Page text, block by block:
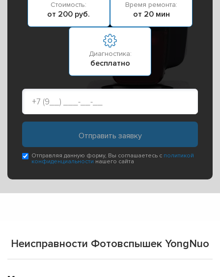
Стоимость:
от 200 руб.
Время ремонта:
от 20 мин
Диагностика:
бесплатно
Отправляя данную форму, Вы соглашаетесь с политикой
конфиденциальности нашего сайта
Неисправности Фотовспышек YongNuo